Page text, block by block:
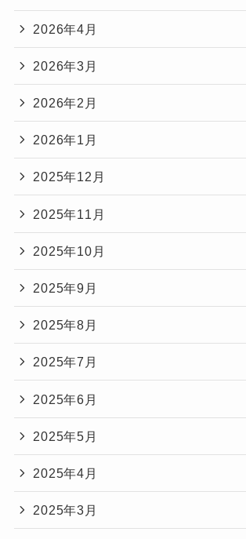
2026年4月
2026年3月
2026年2月
2026年1月
2025年12月
2025年11月
2025年10月
2025年9月
2025年8月
2025年7月
2025年6月
2025年5月
2025年4月
2025年3月